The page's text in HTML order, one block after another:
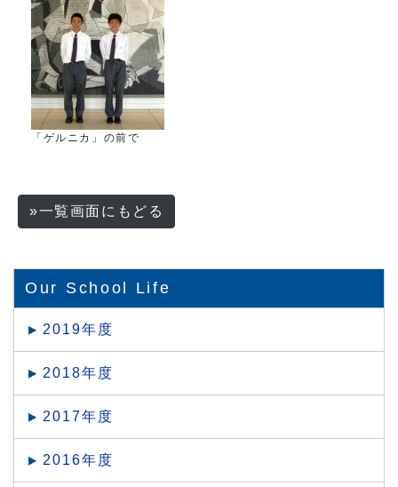
「ゲルニカ」の前で
»一覧画面にもどる
Our School Life
2019年度
2018年度
2017年度
2016年度